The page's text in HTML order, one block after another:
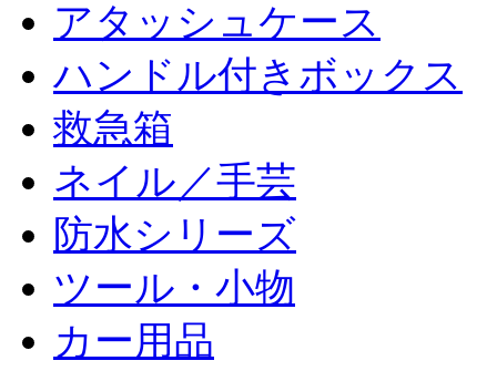
アタッシュケース
ハンドル付きボックス
救急箱
ネイル／手芸
防水シリーズ
ツール・小物
カー用品